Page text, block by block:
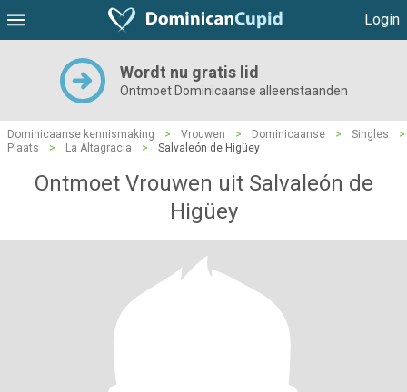
Login
Wordt nu gratis lid
Ontmoet Dominicaanse alleenstaanden
Dominicaanse kennismaking > Vrouwen > Dominicaanse > Singles
>
Plaats
> La Altagracia > Salvaleón de Higüey
Ontmoet Vrouwen uit Salvaleón de
Higüey